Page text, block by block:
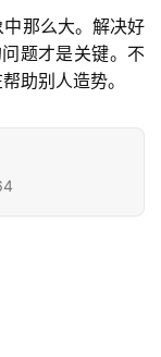
那么大。解决好
题才是关键。不
助别人造势。